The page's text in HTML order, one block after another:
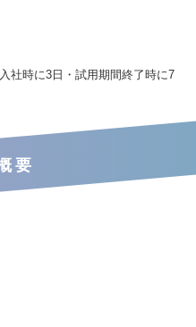
社時に3日・試用期間終了時に7
要